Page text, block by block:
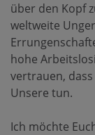
über den Kopf
weltweite
hohe
vertrauen,
Unsere tun.
Ich möchte